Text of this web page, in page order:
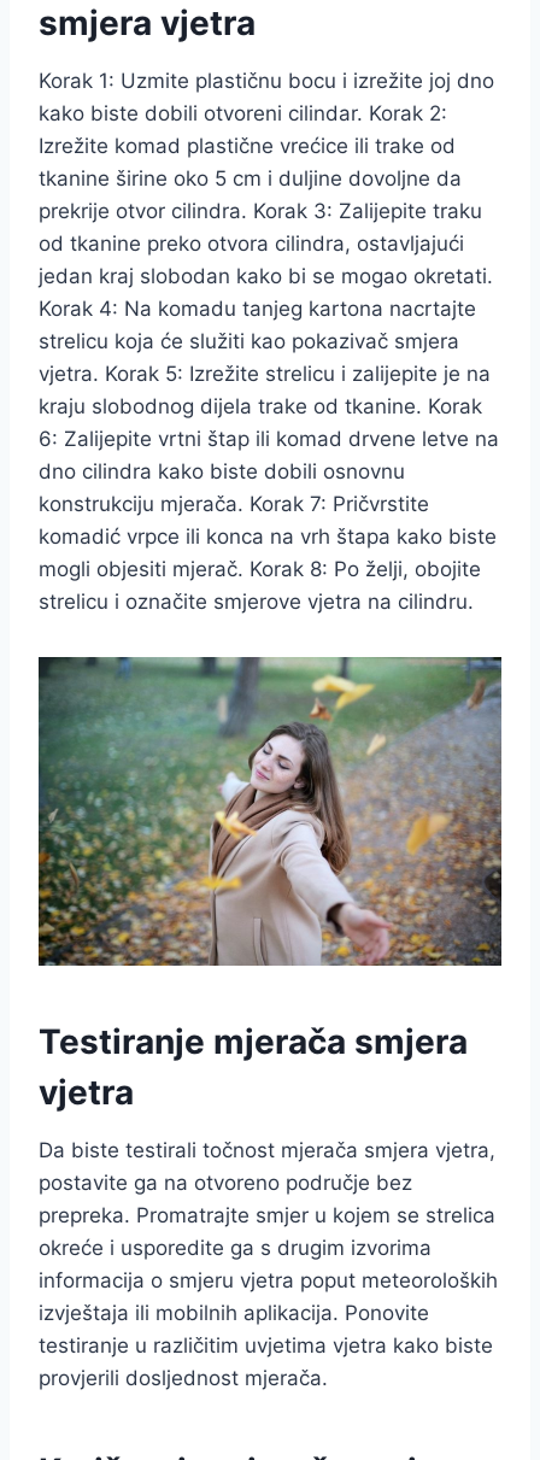
smjera vjetra
Korak 1: Uzmite plastičnu bocu i izrežite joj dno
kako biste dobili otvoreni cilindar. Korak 2:
Izrežite komad plastične vrećice ili trake od
tkanine širine oko 5 cm i duljine dovoljne da
prekrije otvor cilindra. Korak 3: Zalijepite traku
od tkanine preko otvora cilindra, ostavljajući
jedan kraj slobodan kako bi se mogao okretati.
Korak 4: Na komadu tanjeg kartona nacrtajte
strelicu koja će služiti kao pokazivač smjera
vjetra. Korak 5: Izrežite strelicu i zalijepite je na
kraju slobodnog dijela trake od tkanine. Korak
6: Zalijepite vrtni štap ili komad drvene letve na
dno cilindra kako biste dobili osnovnu
konstrukciju mjerača. Korak 7: Pričvrstite
komadić vrpce ili konca na vrh štapa kako biste
mogli objesiti mjerač. Korak 8: Po želji, obojite
strelicu i označite smjerove vjetra na cilindru.
Testiranje mjerača smjera
vjetra
Da biste testirali točnost mjerača smjera vjetra,
postavite ga na otvoreno područje bez
prepreka. Promatrajte smjer u kojem se strelica
okreće i usporedite ga s drugim izvorima
informacija o smjeru vjetra poput meteoroloških
izvještaja ili mobilnih aplikacija. Ponovite
testiranje u različitim uvjetima vjetra kako biste
provjerili dosljednost mjerača.